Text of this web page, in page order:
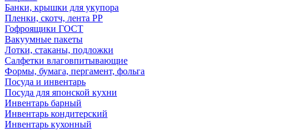
Банки, крышки для укупора
Пленки, скотч, лента РР
Гофроящики ГОСТ
Вакуумные пакеты
Лотки, стаканы, подложки
Салфетки влаговпитывающие
Формы, бумага, пергамент, фольга
Посуда и инвентарь
Посуда для японской кухни
Инвентарь барный
Инвентарь кондитерский
Инвентарь кухонный